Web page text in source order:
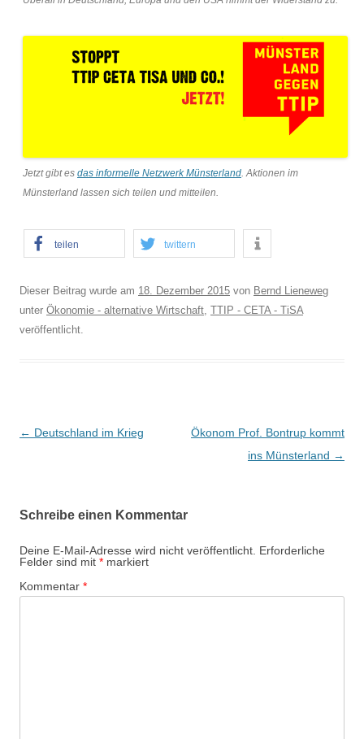
Jetzt gibt es das informelle Netzwerk Münsterland. Aktionen im
Münsterland lassen sich teilen und mitteilen.
teilen twittern
Dieser Beitrag wurde am 18. Dezember 2015 von Bernd Lieneweg
unter Ökonomie - alternative Wirtschaft, TTIP - CETA - TiSA
veröffentlicht.
B
r
a
g
s
← Deutschland im Krieg
Ökonom Prof. Bontrup kommt
ins Münsterland →
Schreibe einen Kommentar
Deine E-Mail-Adresse wird nicht veröffentlicht. Erforderliche
Felder sind mit * markiert
Kommentar *